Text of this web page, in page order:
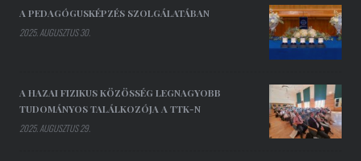
A PEDAGÓGUSKÉPZÉS SZOLGÁLATÁBAN
2025. AUGUSZTUS 30.
A HAZAI FIZIKUS KÖZÖSSÉG LEGNAGYOBB
TUDOMÁNYOS TALÁLKOZÓJA A TTK-N
2025. AUGUSZTUS 29.